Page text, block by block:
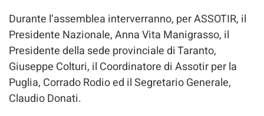
Durante l’assemblea interverranno, per ASSOTIR, il
Presidente Nazionale, Anna Vita Manigrasso, il
Presidente della sede provinciale di Taranto,
Giuseppe Colturi, il Coordinatore di Assotir per la
Puglia, Corrado Rodio ed il Segretario Generale,
Claudio Donati.